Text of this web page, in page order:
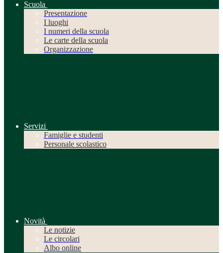
Scuola
Presentazione
I luoghi
I numeri della scuola
Le carte della scuola
Organizzazione
Servizi
Famiglie e studenti
Personale scolastico
Novità
Le notizie
Le circolari
Albo online